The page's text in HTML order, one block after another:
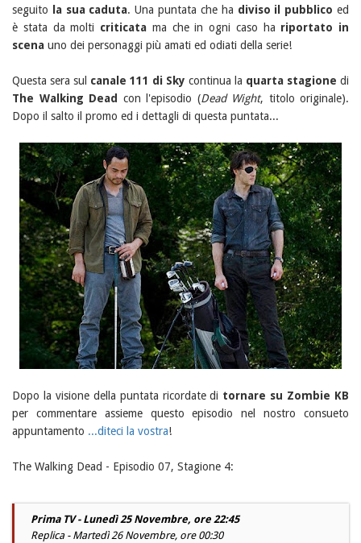
seguito la sua caduta. Una puntata che ha diviso il pubblico ed
è stata da molti criticata ma che in ogni caso ha riportato in
scena uno dei personaggi più amati ed odiati della serie!
Questa sera sul canale 111 di Sky continua la quarta stagione di
The Walking Dead con l'episodio (Dead Wight, titolo originale).
Dopo il salto il promo ed i dettagli di questa puntata...
Dopo la visione della puntata ricordate di tornare su Zombie KB
per commentare assieme questo episodio nel nostro consueto
appuntamento ...diteci la vostra!
The Walking Dead - Episodio 07, Stagione 4:
Prima TV - Lunedì 25 Novembre, ore 22:45
Replica - Martedì 26 Novembre, ore 00:30